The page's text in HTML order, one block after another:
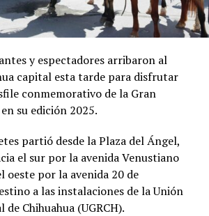
y espectadores arribaron al
capital esta tarde para disfrutar
conmemorativo de la Gran
su edición 2025.
partió desde la Plaza del Ángel,
el sur por la avenida Venustiano
oeste por la avenida 20 de
a las instalaciones de la Unión
de Chihuahua (UGRCH).